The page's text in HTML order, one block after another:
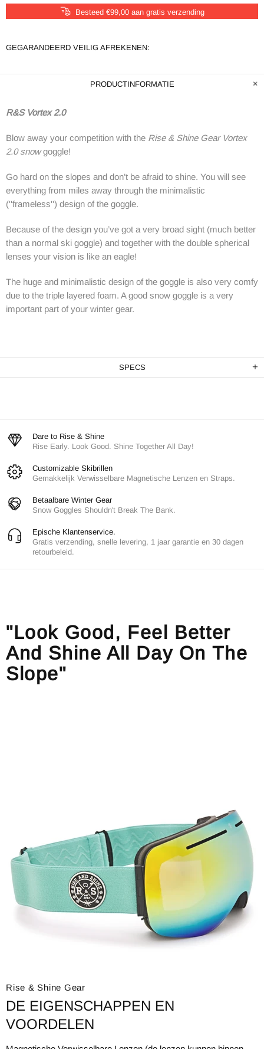
Besteed €99,00 aan gratis verzending
GEGARANDEERD VEILIG AFREKENEN:
PRODUCTINFORMATIE
R&S Vortex 2.0
Blow away your competition with the Rise & Shine Gear Vortex
2.0 snowgoggle!
Go hard on the slopes and don’t be afraid to shine. You will see
everything from miles away through the minimalistic
(''frameless'') design of the goggle.
Because of the design you’ve got a very broad sight (much better
than a normal ski goggle) and together with the double spherical
lenses your vision is like an eagle!
The huge and minimalistic design of the goggle is also very comfy
due to the triple layered foam. A good snow goggle is a very
important part of your winter gear.
SPECS
Dare to Rise & Shine
Rise Early. Look Good. Shine Together All Day!
Customizable Skibrillen
Gemakkelijk Verwisselbare Magnetische Lenzen en Straps.
Betaalbare Winter Gear
Snow Goggles Shouldn't Break The Bank.
Epische Klantenservice.
Gratis verzending, snelle levering, 1 jaar garantie en 30 dagen
retourbeleid.
"Look Good, Feel Better
And Shine All Day On The
Slope"
Rise & Shine Gear
DE EIGENSCHAPPEN EN
VOORDELEN